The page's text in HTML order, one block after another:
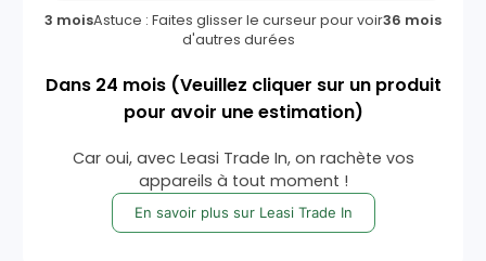
3 moisAstuce : Faites glisser le curseur pour voir
d'autres durées
36 mois
Dans 24 mois (Veuillez cliquer sur un produit
pour avoir une estimation)
Car oui, avec Leasi Trade In, on rachète vos
appareils à tout moment !
En savoir plus sur Leasi Trade In